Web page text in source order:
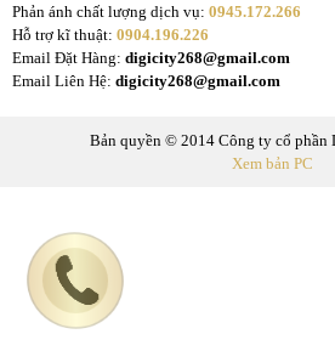
Phản ánh chất lượng dịch vụ: 0945.172.266
Hỗ trợ kĩ thuật: 0904.196.226
Email Đặt Hàng: digicity268@gmail.com
Email Liên Hệ: digicity268@gmail.com
Bản quyền © 2014 Công ty cổ phần
Xem bản PC